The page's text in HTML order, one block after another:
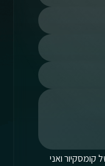
קומסקיור ואני